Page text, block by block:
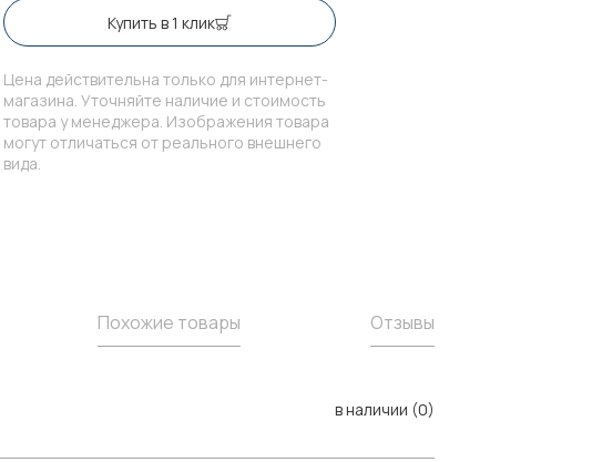
Купить в 1 клик
Цена действительна только для интернет-
магазина. Уточняйте наличие и стоимость
товара у менеджера. Изображения товара
могут отличаться от реального внешнего
вида.
Похожие товары Отзывы
в наличии (0)